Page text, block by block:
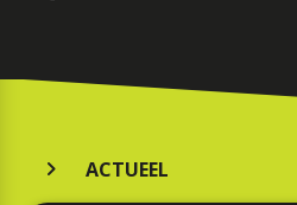
ACTUEEL